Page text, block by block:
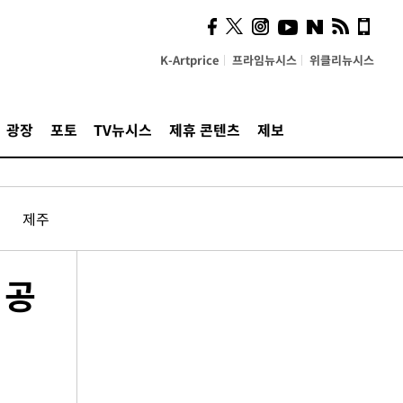
K-Artprice 프라임뉴시스 위클리뉴시스
광장 포토 TV뉴시스 제휴 콘텐츠 제보
제주